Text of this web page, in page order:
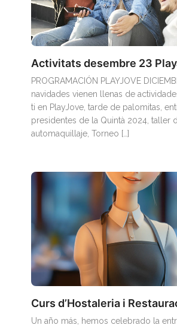
Activitats desembre 23
PROGRAMACIÓN PLAYJOVE
navidades vienen llenas de
ti en PlayJove, tarde de palomitas,
presidentes de la Quintà 2024, taller
automaquillaje, Torneo […]
Curs d’Hostaleria i
Un año más, hemos celebrado la